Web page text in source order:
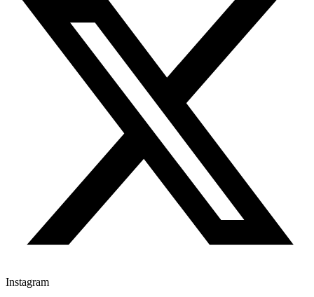
Instagram